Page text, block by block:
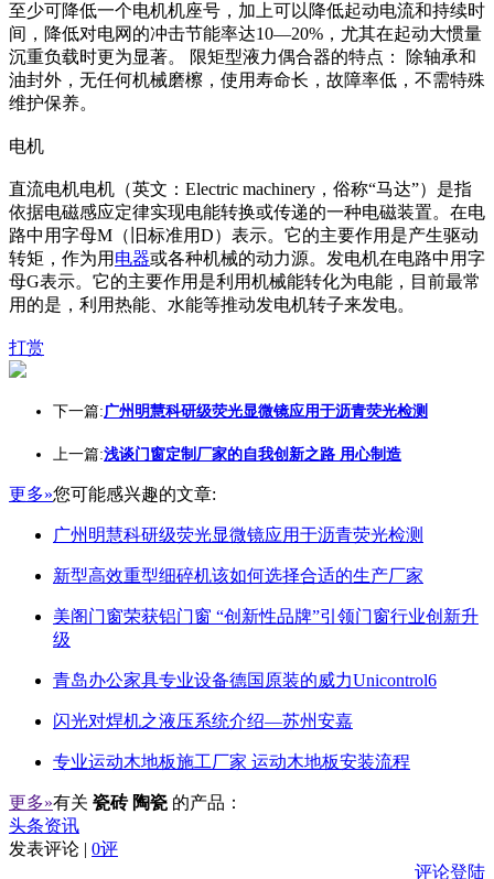
至少可降低一个电机机座号，加上可以降低起动电流和持续时
间，降低对电网的冲击节能率达10—20%，尤其在起动大惯量
沉重负载时更为显著。 限矩型液力偶合器的特点： 除轴承和
油封外，无任何机械磨檫，使用寿命长，故障率低，不需特殊
维护保养。
电机
直流电机电机（英文：Electric machinery，俗称“马达”）是指
依据电磁感应定律实现电能转换或传递的一种电磁装置。在电
路中用字母M（旧标准用D）表示。它的主要作用是产生驱动
转矩，作为用 电器或各种机械的动力源。发电机在电路中用字
母G表示。它的主要作用是利用机械能转化为电能，目前最常
用的是，利用热能、水能等推动发电机转子来发电。
打赏
下一篇:广州明慧科研级荧光显微镜应用于沥青荧光检测
上一篇:浅谈门窗定制厂家的自我创新之路 用心制造
更多»您可能感兴趣的文章:
广州明慧科研级荧光显微镜应用于沥青荧光检测
新型高效重型细碎机该如何选择合适的生产厂家
美阁门窗荣获铝门窗 “创新性品牌”引领门窗行业创新升
级
青岛办公家具专业设备德国原装的威力Unicontrol6
闪光对焊机之液压系统介绍—苏州安嘉
专业运动木地板施工厂家 运动木地板安装流程
更多»有关 瓷砖 陶瓷 的产品：
头条资讯
发表评论 | 0评
评论登陆